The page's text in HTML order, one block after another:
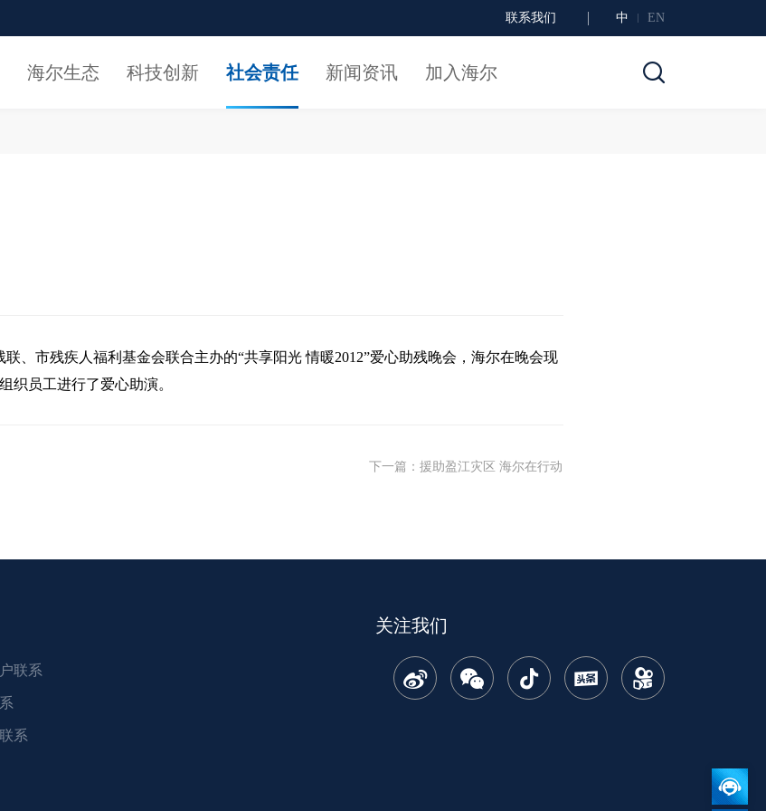
联系我们 中 EN
海尔生态 科技创新 社会责任 新闻资讯 加入海尔
、市残疾人福利基金会联合主办的“共享阳光 情暖2012”爱心助残晚会，海尔在晚会现
织员工进行了爱心助演。
下一篇 ： 援助盈江灾区 海尔在行动
联系
系
关注我们